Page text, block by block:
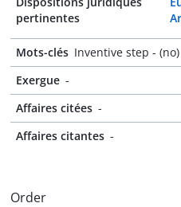
pertinentes
Mots-clés Inventive step - (no)
Exergue -
Affaires citées -
Affaires citantes -
Order